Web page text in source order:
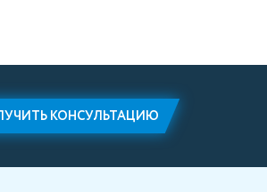
КОНСУЛЬТАЦИЮ